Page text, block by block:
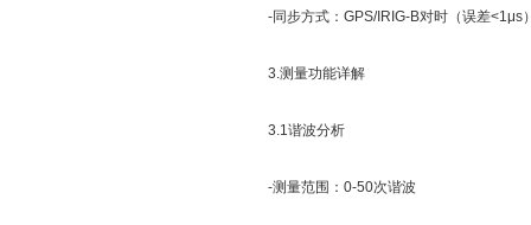
-同步方式：GPS/IRIG-B对时（误差<1μs
3.测量功能详解
3.1谐波分析
-测量范围：0-50次谐波